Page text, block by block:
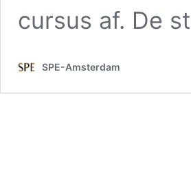
cursus af. De
SPE-Amsterdam